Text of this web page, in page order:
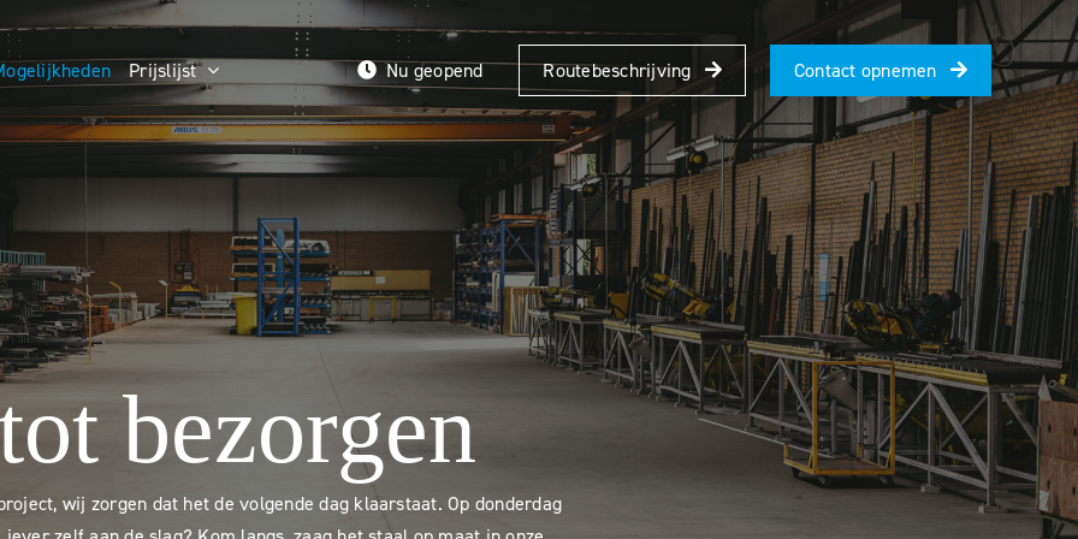
Prijslijst Nu geopend Routebeschrijving Contact opnemen
bezorgen
wij zorgen dat het de volgende dag klaarstaat. Op donderdag